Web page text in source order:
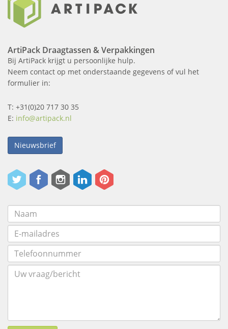
ArtiPack Draagtassen & Verpakkingen
Bij ArtiPack krijgt u persoonlijke hulp.
Neem contact op met onderstaande gegevens of vul het
formulier in:
T: +31(0)20 717 30 35
E: info@artipack.nl
Nieuwsbrief